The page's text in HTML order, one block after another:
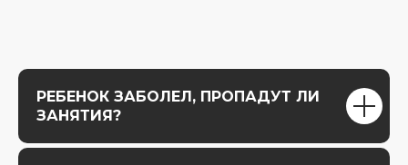
РЕБЕНОК ЗАБОЛЕЛ, ПРОПАДУТ ЛИ
ЗАНЯТИЯ?